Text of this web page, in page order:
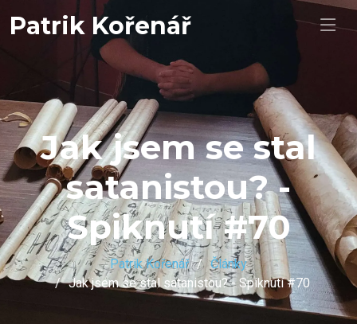
Patrik Kořenář
Jak jsem se stal
satanistou? -
Spiknutí #70
Patrik Kořenář
Články
Jak jsem se stal satanistou? - Spiknutí #70